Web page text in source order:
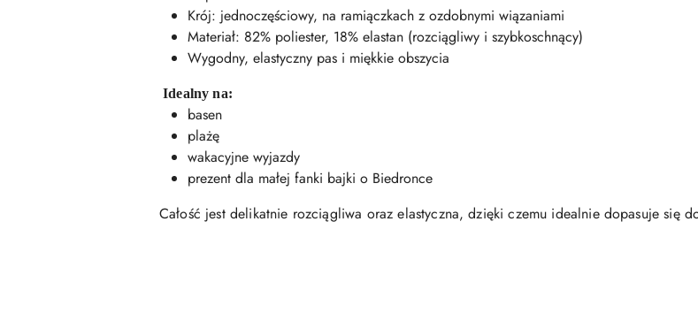
Krój: jednoczęściowy, na ramiączkach z ozdobnymi wiązaniami
Materiał: 82% poliester, 18% elastan (rozciągliwy i szybkoschnący)
Wygodny, elastyczny pas i miękkie obszycia
Idealny na:
basen
plażę
wakacyjne wyjazdy
prezent dla małej fanki bajki o Biedronce
Całość jest delikatnie rozciągliwa oraz elastyczna, dzięki czemu idealnie dopasuje się